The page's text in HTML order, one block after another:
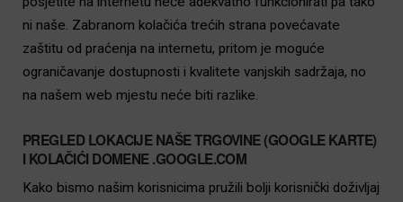
ni naše. Zabranom kolačića trećih strana povećavate
zaštitu od praćenja na internetu, pritom je moguće
ograničavanje dostupnosti i kvalitete vanjskih sadržaja, no
na našem web mjestu neće biti razlike.
PREGLED LOKACIJE NAŠE TRGOVINE (GOOGLE KARTE)
I KOLAČIĆI DOMENE .GOOGLE.COM
Kako bismo našim korisnicima pružili bolji korisnički doživljaj